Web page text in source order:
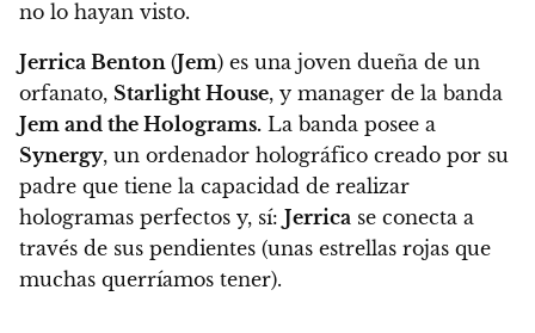
no lo hayan visto.
Jerrica Benton (Jem) es una joven dueña de un
orfanato, Starlight House, y manager de la banda
Jem and the Holograms. La banda posee a
Synergy, un ordenador holográfico creado por su
padre que tiene la capacidad de realizar
hologramas perfectos y, sí: Jerrica se conecta a
través de sus pendientes (unas estrellas rojas que
muchas querríamos tener).